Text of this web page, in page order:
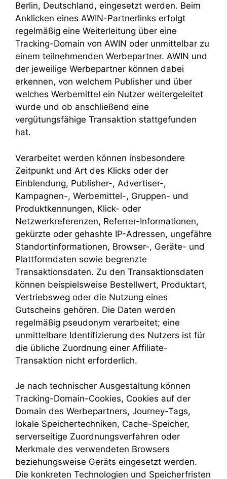
Berlin, Deutschland, eingesetzt werden. Beim
Anklicken eines AWIN-Partnerlinks erfolgt
regelmäßig eine Weiterleitung über eine
Tracking-Domain von AWIN oder unmittelbar zu
einem teilnehmenden Werbepartner. AWIN und
der jeweilige Werbepartner können dabei
erkennen, von welchem Publisher und über
welches Werbemittel ein Nutzer weitergeleitet
wurde und ob anschließend eine
vergütungsfähige Transaktion stattgefunden
hat.
Verarbeitet werden können insbesondere
Zeitpunkt und Art des Klicks oder der
Einblendung, Publisher-, Advertiser-,
Kampagnen-, Werbemittel-, Gruppen- und
Produktkennungen, Klick- oder
Netzwerkreferenzen, Referrer-Informationen,
gekürzte oder gehashte IP-Adressen, ungefähre
Standortinformationen, Browser-, Geräte- und
Plattformdaten sowie begrenzte
Transaktionsdaten. Zu den Transaktionsdaten
können beispielsweise Bestellwert, Produktart,
Vertriebsweg oder die Nutzung eines
Gutscheins gehören. Die Daten werden
regelmäßig pseudonym verarbeitet; eine
unmittelbare Identifizierung des Nutzers ist für
die übliche Zuordnung einer Affiliate-
Transaktion nicht erforderlich.
Je nach technischer Ausgestaltung können
Tracking-Domain-Cookies, Cookies auf der
Domain des Werbepartners, Journey-Tags,
lokale Speichertechniken, Cache-Speicher,
serverseitige Zuordnungsverfahren oder
Merkmale des verwendeten Browsers
beziehungsweise Geräts eingesetzt werden.
Die konkreten Technologien und Speicherfristen